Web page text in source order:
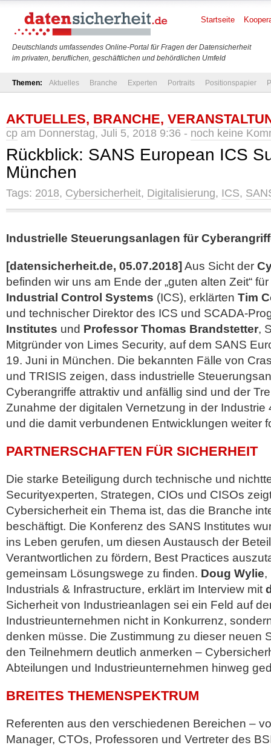
Deutschlands umfassendes Online-Portal für Fragen der Datensicherheit
im privaten, beruflichen, geschäftlichen und behördlichen Umfeld
Startseite
Themen: Aktuelles Branche Experten Portraits Positionspapier
AKTUELLES, BRANCHE,
cp am Donnerstag, Juli 5, 2018 9:36 - noch keine
Rückblick: SANS European ICS
München
Tags: 2018, Cybersicherheit, Digitalisierung, ICS,
Industrielle Steuerungsanlagen für
[datensicherheit.de, 05.07.2018] Aus Sicht der
befinden wir uns am Ende der „guten alten Zeit“
Industrial Control Systems (ICS), erklärten Tim
und technischer Direktor des ICS und SCADA-
Institutes und Professor Thomas Brandstetter,
Mitgründer von Limes Security, auf dem SANS
19. Juni in München. Die bekannten Fälle von
und TRISIS zeigen, dass industrielle
Cyberangriffe attraktiv und anfällig sind und der
Zunahme der digitalen Vernetzung in der Industrie
und die damit verbundenen Entwicklungen weiter
PARTNERSCHAFTEN FÜR SICHERHEIT
Die starke Beteiligung durch technische und
Securityexperten, Strategen, CIOs und CISOs
Cybersicherheit ein Thema ist, das die Branche
beschäftigt. Die Konferenz des SANS Institutes
ins Leben gerufen, um diesen Austausch der
Verantwortlichen zu fördern, Best Practices
gemeinsam Lösungswege zu finden. Doug Wylie,
Industrials & Infrastructure, erklärt im Interview mit
Sicherheit von Industrieanlagen sei ein Feld auf
Industrieunternehmen nicht in Konkurrenz,
denken müsse. Die Zustimmung zu dieser neuen
den Teilnehmern deutlich anmerken –
Abteilungen und Industrieunternehmen hinweg
BREITES THEMENSPEKTRUM
Referenten aus den verschiedenen Bereichen –
Manager, CTOs, Professoren und Vertreter des